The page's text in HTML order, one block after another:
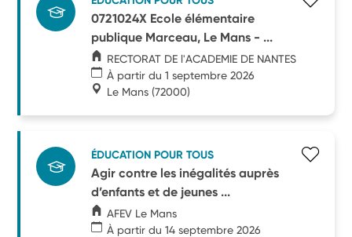
0721024X Ecole élémentaire
publique Marceau, Le Mans - ...
RECTORAT DE l'ACADEMIE DE NANTES
À partir du 1 septembre 2026
Le Mans (72000)
ÉDUCATION POUR TOUS
Agir contre les inégalités auprès
d’enfants et de jeunes ...
AFEV Le Mans
À partir du 14 septembre 2026